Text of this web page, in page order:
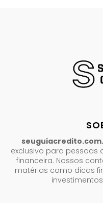
exclusivo para pessoas
financeira. Nossos
matérias como dicas